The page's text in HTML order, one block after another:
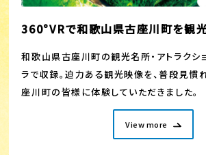
360°VRで和歌山県古座川町を観光
和歌山県古座川町の観光名所・アトラクシ
ラで収録。迫力ある観光映像を、普段見慣
座川町の皆様に体験していただきました。
View more